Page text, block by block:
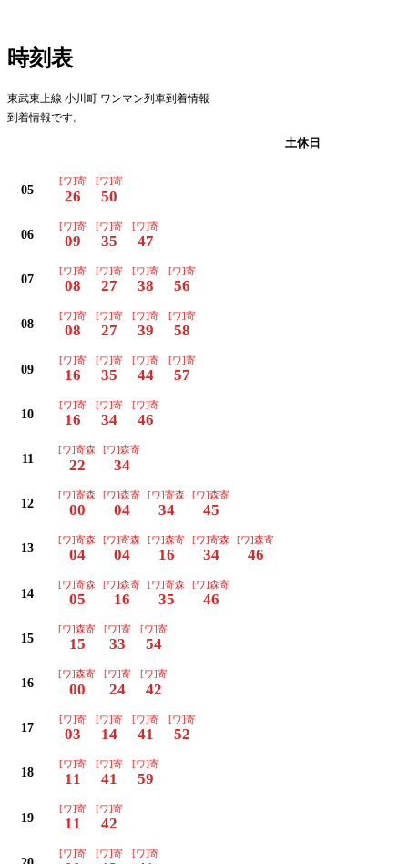
時刻表
東武東上線 小川町 ワンマン列車到着情報
到着情報です。
土休日
05
[ワ]寄
26
[ワ]寄
50
06
[ワ]寄
09
[ワ]寄
35
[ワ]寄
47
07
[ワ]寄
08
[ワ]寄
27
[ワ]寄
38
[ワ]寄
56
08
[ワ]寄
08
[ワ]寄
27
[ワ]寄
39
[ワ]寄
58
09
[ワ]寄
16
[ワ]寄
35
[ワ]寄
44
[ワ]寄
57
10
[ワ]寄
16
[ワ]寄
34
[ワ]寄
46
11
[ワ]寄森
22
[ワ]森寄
34
12
[ワ]寄森
00
[ワ]森寄
04
[ワ]寄森
34
[ワ]森寄
45
13
[ワ]寄森
04
[ワ]寄森
04
[ワ]森寄
16
[ワ]寄森
34
[ワ]森寄
46
14
[ワ]寄森
05
[ワ]森寄
16
[ワ]寄森
35
[ワ]森寄
46
15
[ワ]森寄
15
[ワ]寄
33
[ワ]寄
54
16
[ワ]森寄
00
[ワ]寄
24
[ワ]寄
42
17
[ワ]寄
03
[ワ]寄
14
[ワ]寄
41
[ワ]寄
52
18
[ワ]寄
11
[ワ]寄
41
[ワ]寄
59
19
[ワ]寄
11
[ワ]寄
42
[ワ]寄 [ワ]寄 [ワ]寄